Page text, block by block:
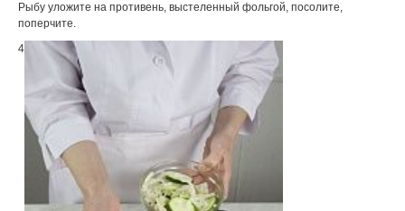
Рыбу уложите на противень, выстеленный фольгой, посолите,
поперчите.
4